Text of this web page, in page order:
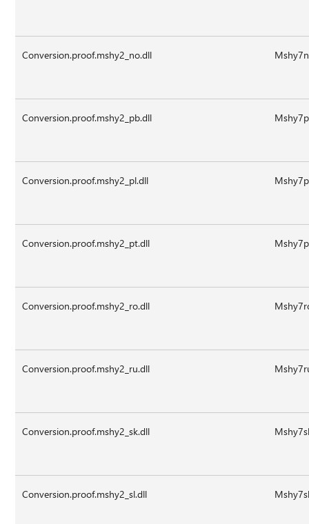
Conversion.proof.mshy2_no.dll
Conversion.proof.mshy2_pb.dll
Conversion.proof.mshy2_pl.dll
Conversion.proof.mshy2_pt.dll
Conversion.proof.mshy2_ro.dll
Conversion.proof.mshy2_ru.dll
Conversion.proof.mshy2_sk.dll
Conversion.proof.mshy2_sl.dll